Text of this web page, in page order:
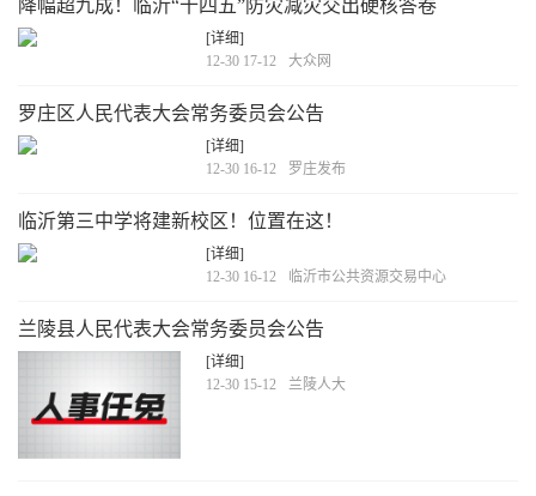
降幅超九成！临沂“十四五”防灾减灾交出硬核答卷
[详细]
12-30 17-12
大众网
罗庄区人民代表大会常务委员会公告
[详细]
12-30 16-12
罗庄发布
临沂第三中学将建新校区！位置在这！
[详细]
12-30 16-12
临沂市公共资源交易中心
兰陵县人民代表大会常务委员会公告
[详细]
12-30 15-12
兰陵人大